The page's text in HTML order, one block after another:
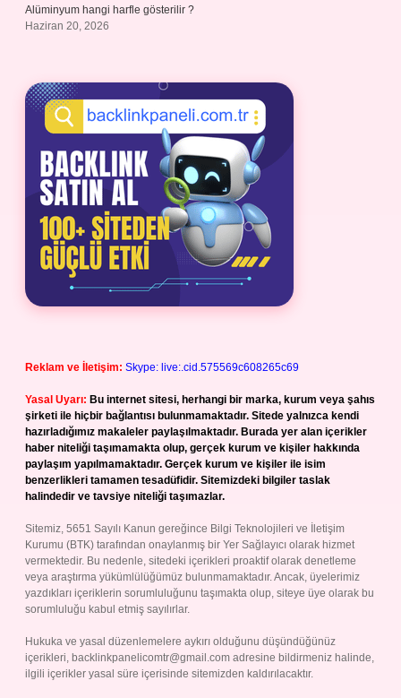
Alüminyum hangi harfle gösterilir ?
Haziran 20, 2026
Reklam ve İletişim: Skype: live:.cid.575569c608265c69
Yasal Uyarı: Bu internet sitesi, herhangi bir marka, kurum veya şahıs
şirketi ile hiçbir bağlantısı bulunmamaktadır. Sitede yalnızca kendi
hazırladığımız makaleler paylaşılmaktadır. Burada yer alan içerikler
haber niteliği taşımamakta olup, gerçek kurum ve kişiler hakkında
paylaşım yapılmamaktadır. Gerçek kurum ve kişiler ile isim
benzerlikleri tamamen tesadüfidir. Sitemizdeki bilgiler taslak
halindedir ve tavsiye niteliği taşımazlar.
Sitemiz, 5651 Sayılı Kanun gereğince Bilgi Teknolojileri ve İletişim
Kurumu (BTK) tarafından onaylanmış bir Yer Sağlayıcı olarak hizmet
vermektedir. Bu nedenle, sitedeki içerikleri proaktif olarak denetleme
veya araştırma yükümlülüğümüz bulunmamaktadır. Ancak, üyelerimiz
yazdıkları içeriklerin sorumluluğunu taşımakta olup, siteye üye olarak bu
sorumluluğu kabul etmiş sayılırlar.
Hukuka ve yasal düzenlemelere aykırı olduğunu düşündüğünüz
içerikleri, backlinkpanelicomtr@gmail.com adresine bildirmeniz halinde,
ilgili içerikler yasal süre içerisinde sitemizden kaldırılacaktır.